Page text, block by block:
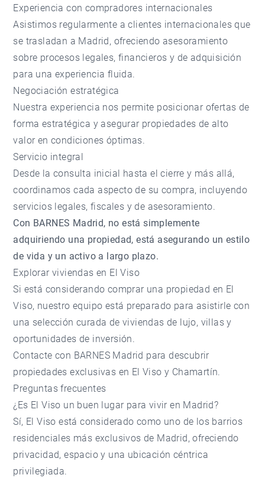
Experiencia con compradores internacionales
Asistimos regularmente a clientes internacionales que
se trasladan a Madrid, ofreciendo asesoramiento
sobre procesos legales, financieros y de adquisición
para una experiencia fluida.
Negociación estratégica
Nuestra experiencia nos permite posicionar ofertas de
forma estratégica y asegurar propiedades de alto
valor en condiciones óptimas.
Servicio integral
Desde la consulta inicial hasta el cierre y más allá,
coordinamos cada aspecto de su compra, incluyendo
servicios legales, fiscales y de asesoramiento.
Con BARNES Madrid, no está simplemente
adquiriendo una propiedad, está asegurando un estilo
de vida y un activo a largo plazo.
Explorar viviendas en El Viso
Si está considerando comprar una propiedad en El
Viso, nuestro equipo está preparado para asistirle con
una selección curada de viviendas de lujo, villas y
oportunidades de inversión.
Contacte con BARNES Madrid para descubrir
propiedades exclusivas en El Viso y Chamartín.
Preguntas frecuentes
¿Es El Viso un buen lugar para vivir en Madrid?
Sí, El Viso está considerado como uno de los barrios
residenciales más exclusivos de Madrid, ofreciendo
privacidad, espacio y una ubicación céntrica
privilegiada.